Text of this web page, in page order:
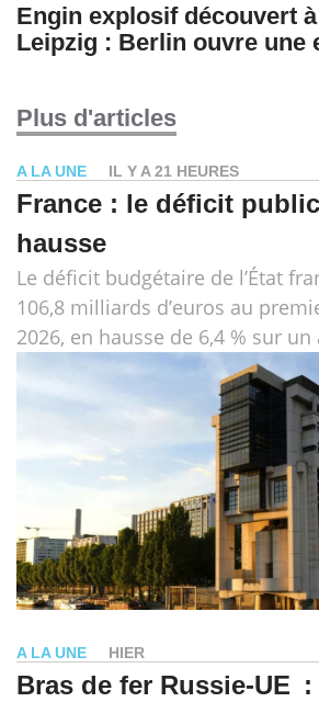
Engin explosif découvert
Leipzig : Berlin ouvre une
Plus d'articles
A LA UNE IL Y A 21 HEURES
France : le déficit
hausse
Le déficit budgétaire de l’État
106,8 milliards d’euros au
2026, en hausse de 6,4 % sur un
A LA UNE HIER
Bras de fer Russie-UE